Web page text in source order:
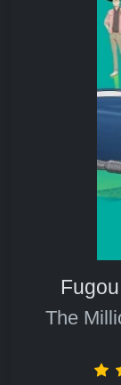
The